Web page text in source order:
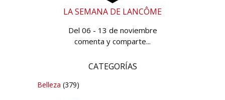
LA SEMANA DE LANCÔME
Del 06 - 13 de noviembre
comenta y comparte...
CATEGORÍAS
Belleza (379)